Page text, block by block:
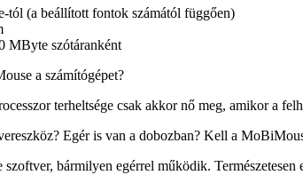
tól (a beállított fontok számától függően)
MByte szótáranként
a számítógépet?
terheltsége csak akkor nő meg, amikor a
Egér is van a dobozban? Kell a
bármilyen egérrel működik.